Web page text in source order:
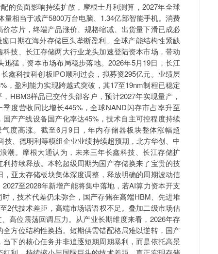
的负面影响持续扩散，摩根士丹利测算，2027年全球
相当于减产5800万台电脑、1.34亿部智能手机。消费
芯片，终端产品涨价、规格缩减、出货量下滑已成必
口期在海外存储巨头垄断盈利、全球产能结构性紧缺
技、长江存储两大行业龙头加速登陆资本市场，带动
猛，资本市场布局稳步落地。2026年5月19日，长江
鑫科技科创板IPO顺利过会，拟募资295亿元。业绩层
，盈利能力实现跨越式突破，其17至19nm制程已稳定
HBM3样品已交付头部客户，预计2027年实现量产，
度营收同比增长445%，全球NAND闪存市占率升至
产产线设备国产化率达45%，技术自主可控程度持续
度高涨。截至6月9日，年内存储器板块整体涨幅超
、德明利等模组企业业绩持续超预期，北方华创、中
潮。摩根大通认为，未来三年长鑫科技、长江存储扩
持续释放。本轮超级周期为国产存储换来了宝贵的技
亚太存储板块集体深度调整，释放明确的周期波动信
至2028年新增产能将集中落地，若AI算力资本开支
，技术代差仍未弥合，国产存储在高端HBM、先进堆
2代技术差距，高端市场话语权不足。叠加二级市场估
高位震荡回调压力。从产业长期维度来看，2026年存
方位结构性换挡。短期供需错配格局难以逆转，国产
下的核心任务并非追逐短期周期暴利，而是依托高景